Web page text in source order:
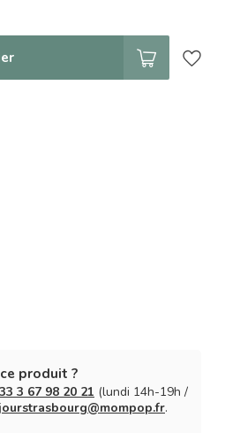
produit ?
3 67 98 20 21 (lundi 14h-19h /
.